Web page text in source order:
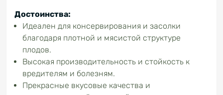
Достоинства:
Идеален для консервирования и засолки
благодаря плотной и мясистой структуре
плодов.
Высокая производительность и стойкость к
вредителям и болезням.
Прекрасные вкусовые качества и